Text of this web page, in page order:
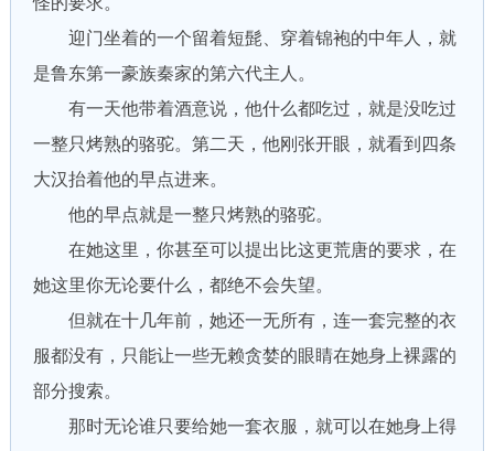
迎门坐着的一个留着短髭、穿着锦袍的中年人，就
是鲁东第一豪族秦家的第六代主人。
有一天他带着酒意说，他什么都吃过，就是没吃过
一整只烤熟的骆驼。第二天，他刚张开眼，就看到四条
大汉抬着他的早点进来。
他的早点就是一整只烤熟的骆驼。
在她这里，你甚至可以提出比这更荒唐的要求，在
她这里你无论要什么，都绝不会失望。
但就在十几年前，她还一无所有，连一套完整的衣
服都没有，只能让一些无赖贪婪的眼睛在她身上裸露的
部分搜索。
那时无论谁只要给她一套衣服，就可以在她身上得